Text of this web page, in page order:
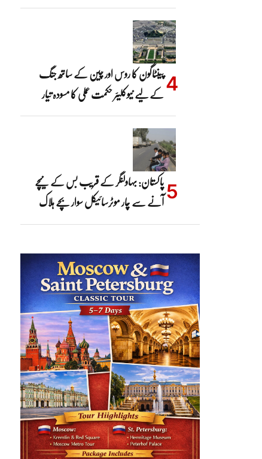
پینٹاگون کا روس اور چین کے ساتھ جنگ
کے لیے نیوکلیئر حکمت عملی کا مسودہ تیار
پاکستان: بہاولنگر کے قریب بس کے نیچے
آنے سے چار موٹرسائیکل سوار بچے ہلاک